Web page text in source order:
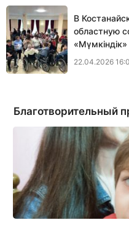
В
областную
22.04.2026
Благотворительный